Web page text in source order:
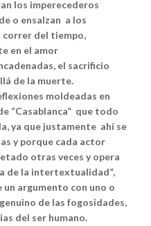
los imperecederos
o ensalzan a los
correr del tiempo,
en el amor
el sacrificio
de la muerte.
moldeadas en
“Casablanca” que todo
ya que justamente ahí se
y porque cada actor
otras veces y opera
de la intertextualidad”,
argumento con uno o
de las fogosidades,
del ser humano.